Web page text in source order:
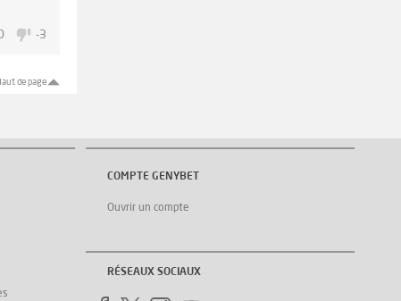
-3
de page
COMPTE GENYBET
Ouvrir un compte
RÉSEAUX SOCIAUX